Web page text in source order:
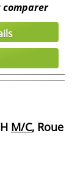
M/C, Roue